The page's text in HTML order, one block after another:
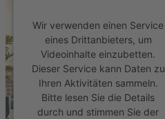
Wir verwenden einen Service
eines Drittanbieters, um
Videoinhalte einzubetten.
Dieser Service kann Daten zu
Ihren Aktivitäten sammeln.
Bitte lesen Sie die Details
durch und stimmen Sie der